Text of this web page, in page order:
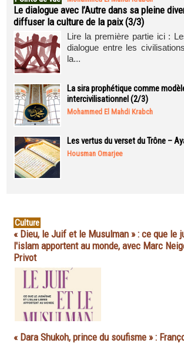
Le dialogue avec l’Autre dans sa pleine
diffuser la culture de la paix (3/3)
Lire la première partie ici :
dialogue entre les
la...
La sira prophétique comme
intercivilisationnel (2/3)
Mohammed El Mahdi Krabch
Les vertus du verset du Trône –
Housman Omarjee
Culture
« Dieu, le Juif et le Musulman » : ce que le
l'islam apportent au monde, avec Marc
Privot
« Dara Shukoh, prince du soufisme » :